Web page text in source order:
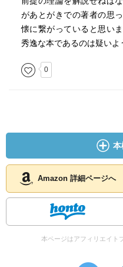
があとがきでの著者の思
懐に繋がっていると思い
秀逸な本であるのは疑いよ
0
本
Amazon 詳細ページへ
本ページはアフィリエイト